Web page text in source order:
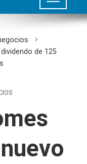
de 125